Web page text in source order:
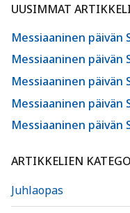
UUSIMMAT
Messiaaninen päivän
Messiaaninen päivän
Messiaaninen päivän
Messiaaninen päivän
Messiaaninen päivän
ARTIKKELIEN
Juhlaopas